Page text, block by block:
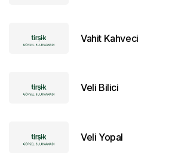
Vahit Kahveci
Veli Bilici
Veli Yopal